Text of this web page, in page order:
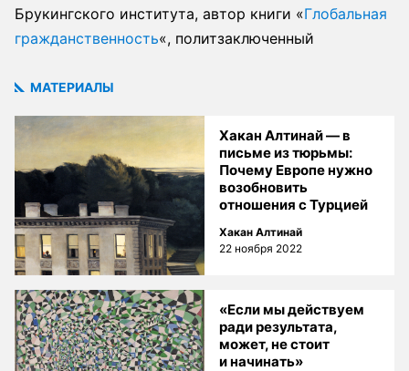
Брукингского института, автор книги «Глобальная
гражданственность«, политзаключенный
МАТЕРИАЛЫ
Хакан Алтинай — в
письме из тюрьмы:
Почему Европе нужно
возобновить
отношения с Турцией
Хакан Алтинай
22 ноября 2022
«Если мы действуем
ради результата,
может, не стоит
и начинать»